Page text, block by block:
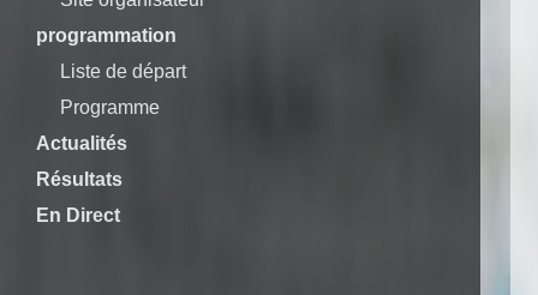
programmation
Liste de départ
Programme
Actualités
Résultats
En Direct